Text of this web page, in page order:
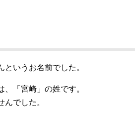
いうお名前でした。
「宮崎」の姓です。
でした。